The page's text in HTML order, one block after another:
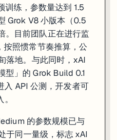
超越 3.1 Pro，托管 Agent 公测，6
布 Gemini 3.5 Flash 正式进入
模型本身。此前，构建一个真正
Enterprise 应用将默认强制启
·Google Cloud Blog
计费大改：Agent SDK
练，参数量达到 1.5
Grok V8 小版本（0.5
。目前团队正在进行监
按照惯常节奏推算，公
落地。与此同时，xAI
型」的 Grok Build 0.1
入 API 公测，开发者可
的参数规模已与
于同一量级，标志 xAI